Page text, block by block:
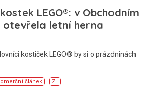
LEGO®: v Obchodním
otevřela letní herna
kostiček LEGO® by si o prázdninách
článek ZL